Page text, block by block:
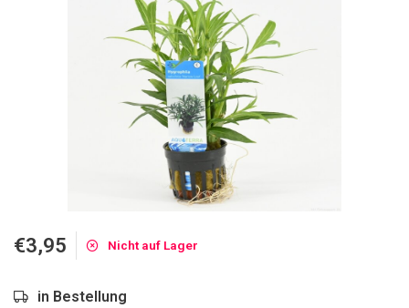
€3,95 Nicht auf Lager
in Bestellung